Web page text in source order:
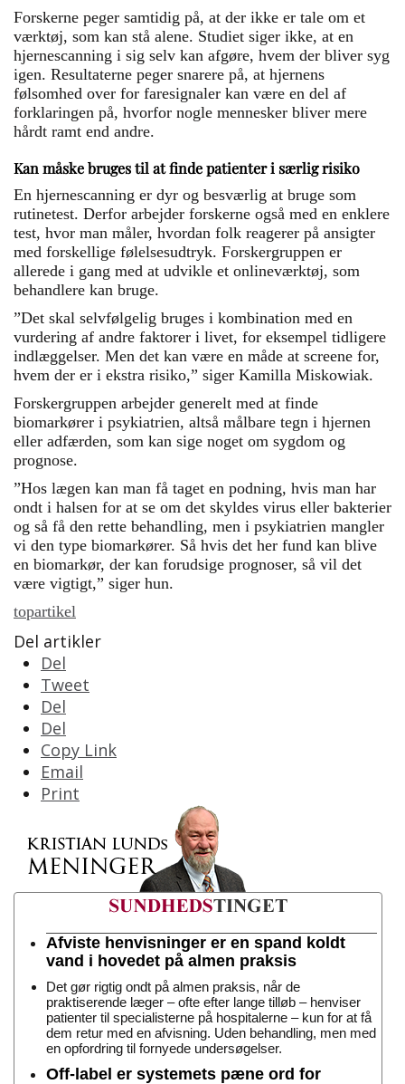
Forskerne peger samtidig på, at der ikke er tale om et
værktøj, som kan stå alene. Studiet siger ikke, at en
hjernescanning i sig selv kan afgøre, hvem der bliver syg
igen. Resultaterne peger snarere på, at hjernens
følsomhed over for faresignaler kan være en del af
forklaringen på, hvorfor nogle mennesker bliver mere
hårdt ramt end andre.
Kan måske bruges til at finde patienter i særlig risiko
En hjernescanning er dyr og besværlig at bruge som
rutinetest. Derfor arbejder forskerne også med en enklere
test, hvor man måler, hvordan folk reagerer på ansigter
med forskellige følelsesudtryk. Forskergruppen er
allerede i gang med at udvikle et onlineværktøj, som
behandlere kan bruge.
”Det skal selvfølgelig bruges i kombination med en
vurdering af andre faktorer i livet, for eksempel tidligere
indlæggelser. Men det kan være en måde at screene for,
hvem der er i ekstra risiko,” siger Kamilla Miskowiak.
Forskergruppen arbejder generelt med at finde
biomarkører i psykiatrien, altså målbare tegn i hjernen
eller adfærden, som kan sige noget om sygdom og
prognose.
”Hos lægen kan man få taget en podning, hvis man har
ondt i halsen for at se om det skyldes virus eller bakterier
og så få den rette behandling, men i psykiatrien mangler
vi den type biomarkører. Så hvis det her fund kan blive
en biomarkør, der kan forudsige prognoser, så vil det
være vigtigt,” siger hun.
topartikel
Del artikler
Del
Tweet
Del
Del
Copy Link
Email
Print
Afviste henvisninger er en spand koldt
vand i hovedet på almen praksis
Det gør rigtig ondt på almen praksis, når de
praktiserende læger – ofte efter lange tilløb – henviser
patienter til specialisterne på hospitalerne – kun for at få
dem retur med en afvisning. Uden behandling, men med
en opfordring til fornyede undersøgelser.
Off-label er systemets pæne ord for